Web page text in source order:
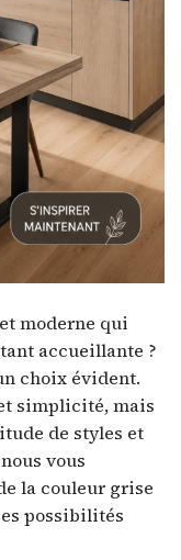
moderne qui
accueillante ?
choix évident.
simplicité, mais
de styles et
vous
la couleur grise
possibilités